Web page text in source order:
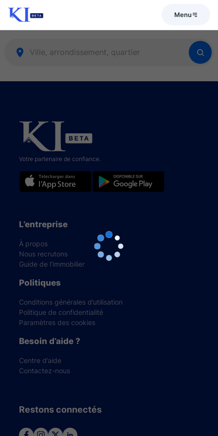
Menu
Votre partenaire de confiance.
L’entreprise
À propos
Nous recrutons
Guide de l’immobilier
Politiques
Conditions générales d’utilisation
Politique de confidentialité
Paramètres des cookies
Besoin d’aide ?
Centre d’aide
Contactez-nous
Restons connectés